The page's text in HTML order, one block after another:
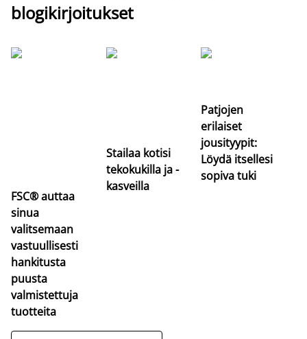
blogikirjoitukset
FSC® auttaa
sinua
valitsemaan
vastuullisesti
hankitusta
puusta
valmistettuja
tuotteita
Stailaa kotisi
tekokukilla ja -
kasveilla
Patjojen
erilaiset
jousityypit:
Löydä itsellesi
sopiva tuki